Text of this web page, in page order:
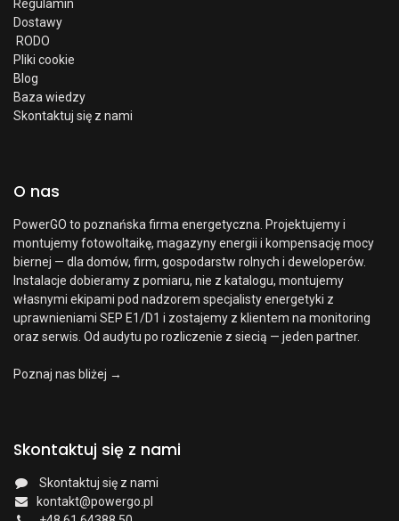
Regulamin
Dostawy
RODO
Pliki cookie
Blog
Baza wiedzy
Skontaktuj się z nami
O nas
PowerGO to poznańska firma energetyczna. Projektujemy i
montujemy fotowoltaikę, magazyny energii i kompensację mocy
biernej — dla domów, firm, gospodarstw rolnych i deweloperów.
Instalacje dobieramy z pomiaru, nie z katalogu, montujemy
własnymi ekipami pod nadzorem specjalisty energetyki z
uprawnieniami SEP E1/D1 i zostajemy z klientem na monitoring
oraz serwis. Od audytu po rozliczenie z siecią — jeden partner.
Poznaj nas bliżej →
Skontaktuj się z nami
Skontaktuj się z nami
kontakt@powergo.pl